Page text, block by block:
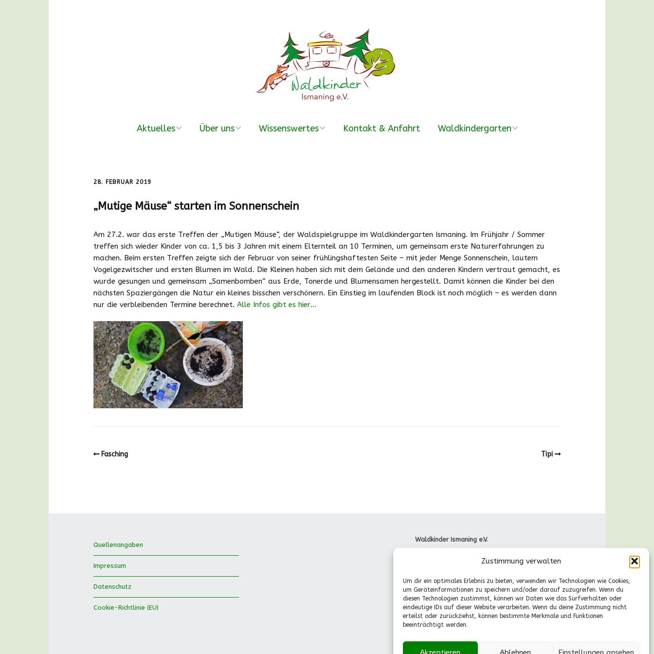
Zustimmung verwalten
Um dir ein optimales Erlebnis zu bieten, verwenden wir Technologien wie Cookies,
um Geräteinformationen zu speichern und/oder darauf zuzugreifen. Wenn du
diesen Technologien zustimmst, können wir Daten wie das Surfverhalten oder
eindeutige IDs auf dieser Website verarbeiten. Wenn du deine Zustimmung nicht
erteilst oder zurückziehst, können bestimmte Merkmale und Funktionen
beeinträchtigt werden.
Aktuelles
Nachmittags-
Über uns Wissenswertes
Zeiten und Beiträge
Schließzeiten
2025/2026
Kontakt & Anfahrt Waldkindergarten
Bildergalerie
28. FEBRUAR 2019
„Mutige Mäuse“ starten im Sonnenschein
Am 27.2. war das erste Treffen der „Mutigen Mäuse“, der Waldspielgruppe im Waldkindergarten Ismaning. Im Frühjahr / Sommer
treffen sich wieder Kinder von ca. 1,5 bis 3 Jahren mit einem Elternteil an 10 Terminen, um gemeinsam erste Naturerfahrungen zu
machen. Beim ersten Treffen zeigte sich der Februar von seiner frühlingshaftesten Seite – mit jeder Menge Sonnenschein, lautem
Vogelgezwitscher und ersten Blumen im Wald. Die Kleinen haben sich mit dem Gelände und den anderen Kindern vertraut gemacht, es
wurde gesungen und gemeinsam „Samenbomben“ aus Erde, Tonerde und Blumensamen hergestellt. Damit können die Kinder bei den
nächsten Spaziergängen die Natur ein kleines bisschen verschönern. Ein Einstieg im laufenden Block ist noch möglich – es werden dann
nur die verbleibenden Termine berechnet. Alle Infos gibt es hier…
Fasching Tipi
Quellenangaben
Impressum
Datenschutz
Cookie-Richtlinie (EU)
Waldkinder Ismaning e.V.
Pädagogische Fragen
(Mo.-Fr., 13-14.30 Uhr):
0151-55530224
info@waldkinder-ismaning.de